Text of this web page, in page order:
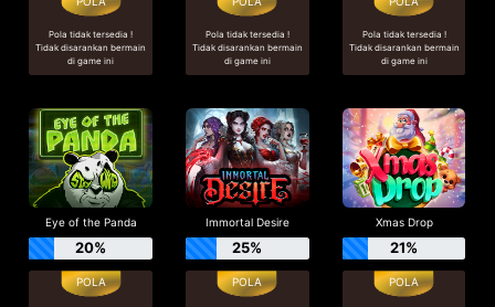
Pola tidak tersedia !
Tidak disarankan bermain
di game ini
Pola tidak tersedia !
Tidak disarankan bermain
di game ini
Pola tidak tersedia !
Tidak disarankan bermain
di game ini
Eye of the Panda
20%
Immortal Desire
25%
Xmas Drop
21%